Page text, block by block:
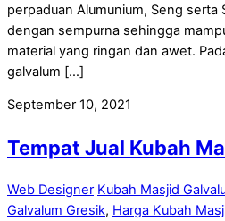
perpaduan Alumunium, Seng serta
dengan sempurna sehingga
material yang ringan dan awet.
galvalum […]
September 10, 2021
Tempat Jual Kubah
Web Designer Kubah Masjid
Galvalum Gresik, Harga Kubah